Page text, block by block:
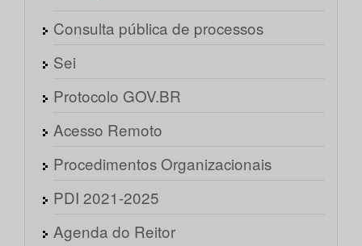
Consulta pública de processos
Sei
Protocolo GOV.BR
Acesso Remoto
Procedimentos Organizacionais
PDI 2021-2025
Agenda do Reitor